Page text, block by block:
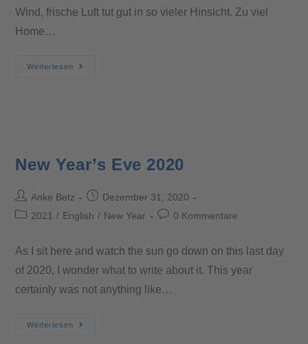
Wind, frische Luft tut gut in so vieler Hinsicht. Zu viel
Home…
Weiterlesen
New Year’s Eve 2020
Anke Betz
Dezember 31, 2020
2021 / English / New Year 0 Kommentare
As I sit here and watch the sun go down on this last day
of 2020, I wonder what to write about it. This year
certainly was not anything like…
Weiterlesen